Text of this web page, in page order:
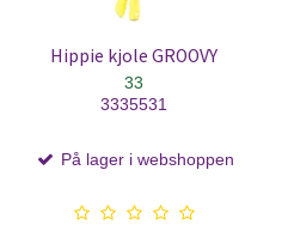
Hippie kjole GROOVY
33
3335531
På lager i webshoppen